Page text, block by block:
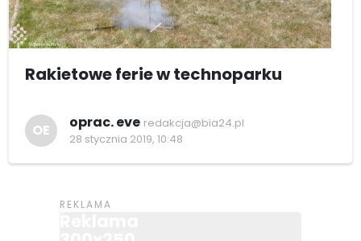
Rakietowe ferie w technoparku
OE oprac. eve redakcja@bia24.pl
28 stycznia 2019, 10:48